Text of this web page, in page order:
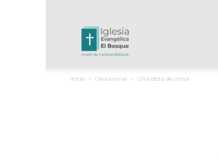
Inicio Devocional Una obra de amor